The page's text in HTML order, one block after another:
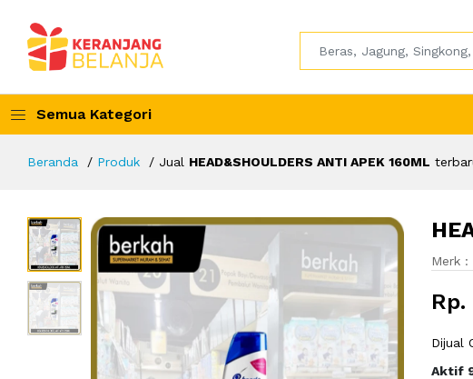
Semua Kategori
Beranda Produk Jual HEAD&SHOULDERS ANTI APEK 160ML
Merk :
Dijual
Aktif